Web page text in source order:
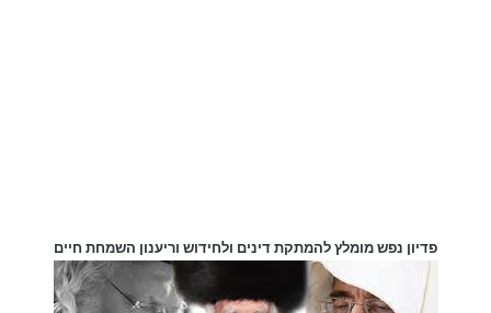
פדיון נפש מומלץ להמתקת דינים ולחידוש וריענון השמחת חיים